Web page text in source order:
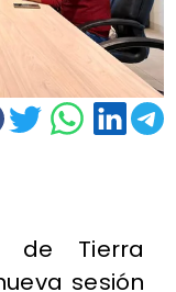
de Tierra
sesión